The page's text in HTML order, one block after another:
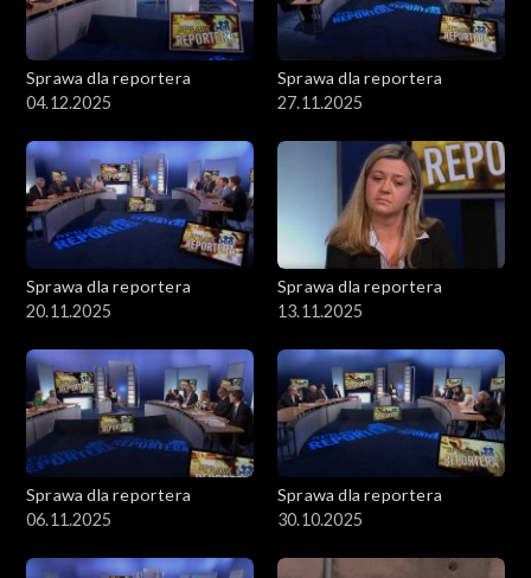
Sprawa dla reportera
04.12.2025
Sprawa dla reportera
27.11.2025
Sprawa dla reportera
20.11.2025
Sprawa dla reportera
13.11.2025
Sprawa dla reportera
06.11.2025
Sprawa dla reportera
30.10.2025